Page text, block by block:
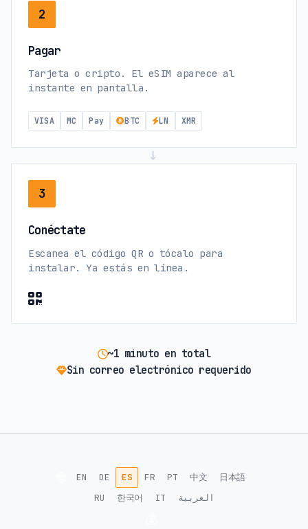
2
Pagar
Tarjeta o cripto. El eSIM aparece al
instante en pantalla.
VISA MC Pay BTC LN XMR
→
3
Conéctate
Escanea el código QR o tócalo para
instalar. Ya estás en línea.
~1 minuto en total
Sin correo electrónico requerido
EN DE ES FR PT 中文
日本語
RU
한국어 IT العربية